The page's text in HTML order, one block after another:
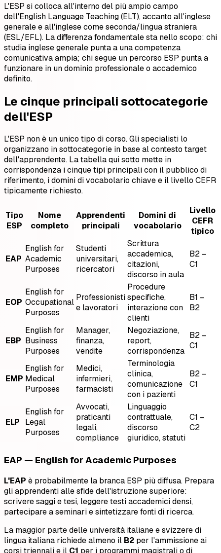
L'ESP si colloca all'interno del più ampio campo
dell'English Language Teaching (ELT), accanto all'inglese
generale e all'inglese come seconda/lingua straniera
(ESL/EFL). La differenza fondamentale sta nello scopo: chi
studia inglese generale punta a una competenza
comunicativa ampia; chi segue un percorso ESP punta a
funzionare in un dominio professionale o accademico
definito.
Le cinque principali sottocategorie
dell'ESP
L'ESP non è un unico tipo di corso. Gli specialisti lo
organizzano in sottocategorie in base al contesto target
dell'apprendente. La tabella qui sotto mette in
corrispondenza i cinque tipi principali con il pubblico di
riferimento, i domini di vocabolario chiave e il livello CEFR
tipicamente richiesto.
Tipo
ESP
Nome
completo
Apprendenti
principali
Domini di
vocabolario
Livello
CEFR
tipico
EAP
English for
Academic
Purposes
Studenti
universitari,
ricercatori
Scrittura
accademica,
citazioni,
discorso in aula
B2 –
C1
EOP
English for
Occupational
Purposes
Professionisti
e lavoratori
Procedure
specifiche,
interazione con
clienti
B1 –
B2
EBP
English for
Business
Purposes
Manager,
finanza,
vendite
Negoziazione,
report,
corrispondenza
B2 –
C1
EMP
English for
Medical
Purposes
Medici,
infermieri,
farmacisti
Terminologia
clinica,
comunicazione
con i pazienti
B2 –
C1
ELP
English for
Legal
Purposes
Avvocati,
praticanti
legali,
compliance
Linguaggio
contrattuale,
discorso
giuridico, statuti
C1 –
C2
EAP — English for Academic Purposes
L'EAP è probabilmente la branca ESP più diffusa. Prepara
gli apprendenti alle sfide dell'istruzione superiore:
scrivere saggi e tesi, leggere testi accademici densi,
partecipare a seminari e sintetizzare fonti di ricerca.
La maggior parte delle università italiane e svizzere di
lingua italiana richiede almeno il B2 per l'ammissione ai
corsi triennali e il C1 per i programmi magistrali o di